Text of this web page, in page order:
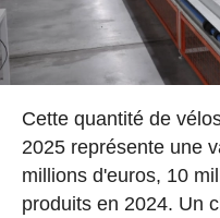
Cette quantité de
2025 représente une
millions d'euros, 10
produits en 2024. Un